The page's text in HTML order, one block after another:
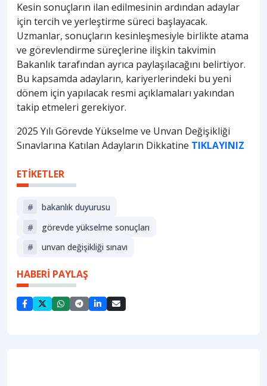
Kesin sonuçların ilan edilmesinin ardından adaylar
için tercih ve yerleştirme süreci başlayacak.
Uzmanlar, sonuçların kesinleşmesiyle birlikte atama
ve görevlendirme süreçlerine ilişkin takvimin
Bakanlık tarafından ayrıca paylaşılacağını belirtiyor.
Bu kapsamda adayların, kariyerlerindeki bu yeni
dönem için yapılacak resmi açıklamaları yakından
takip etmeleri gerekiyor.
2025 Yılı Görevde Yükselme ve Unvan Değişikliği
Sınavlarına Katılan Adayların Dikkatine TIKLAYINIZ
ETİKETLER
#
bakanlık duyurusu
#
görevde yükselme sonuçları
#
unvan değişikliği sınavı
HABERİ PAYLAŞ